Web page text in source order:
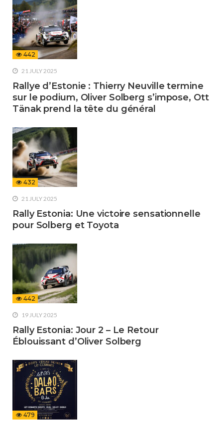
442
21 JULY 2025
Rallye d’Estonie : Thierry Neuville termine
sur le podium, Oliver Solberg s’impose, Ott
Tänak prend la tête du général
432
21 JULY 2025
Rally Estonia: Une victoire sensationnelle
pour Solberg et Toyota
442
19 JULY 2025
Rally Estonia: Jour 2 – Le Retour
Éblouissant d’Oliver Solberg
479